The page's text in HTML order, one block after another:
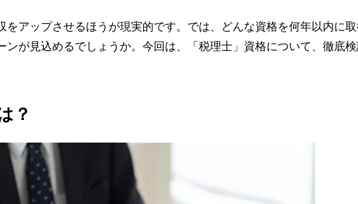
アップさせるほうが現実的です。では、どんな資格を何年以内に取
ンが見込めるでしょうか。今回は、「税理士」資格について、徹底検
？